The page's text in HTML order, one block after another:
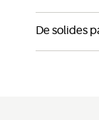
De solides